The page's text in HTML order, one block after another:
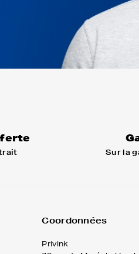
Sur la
Coordonnées
Privink